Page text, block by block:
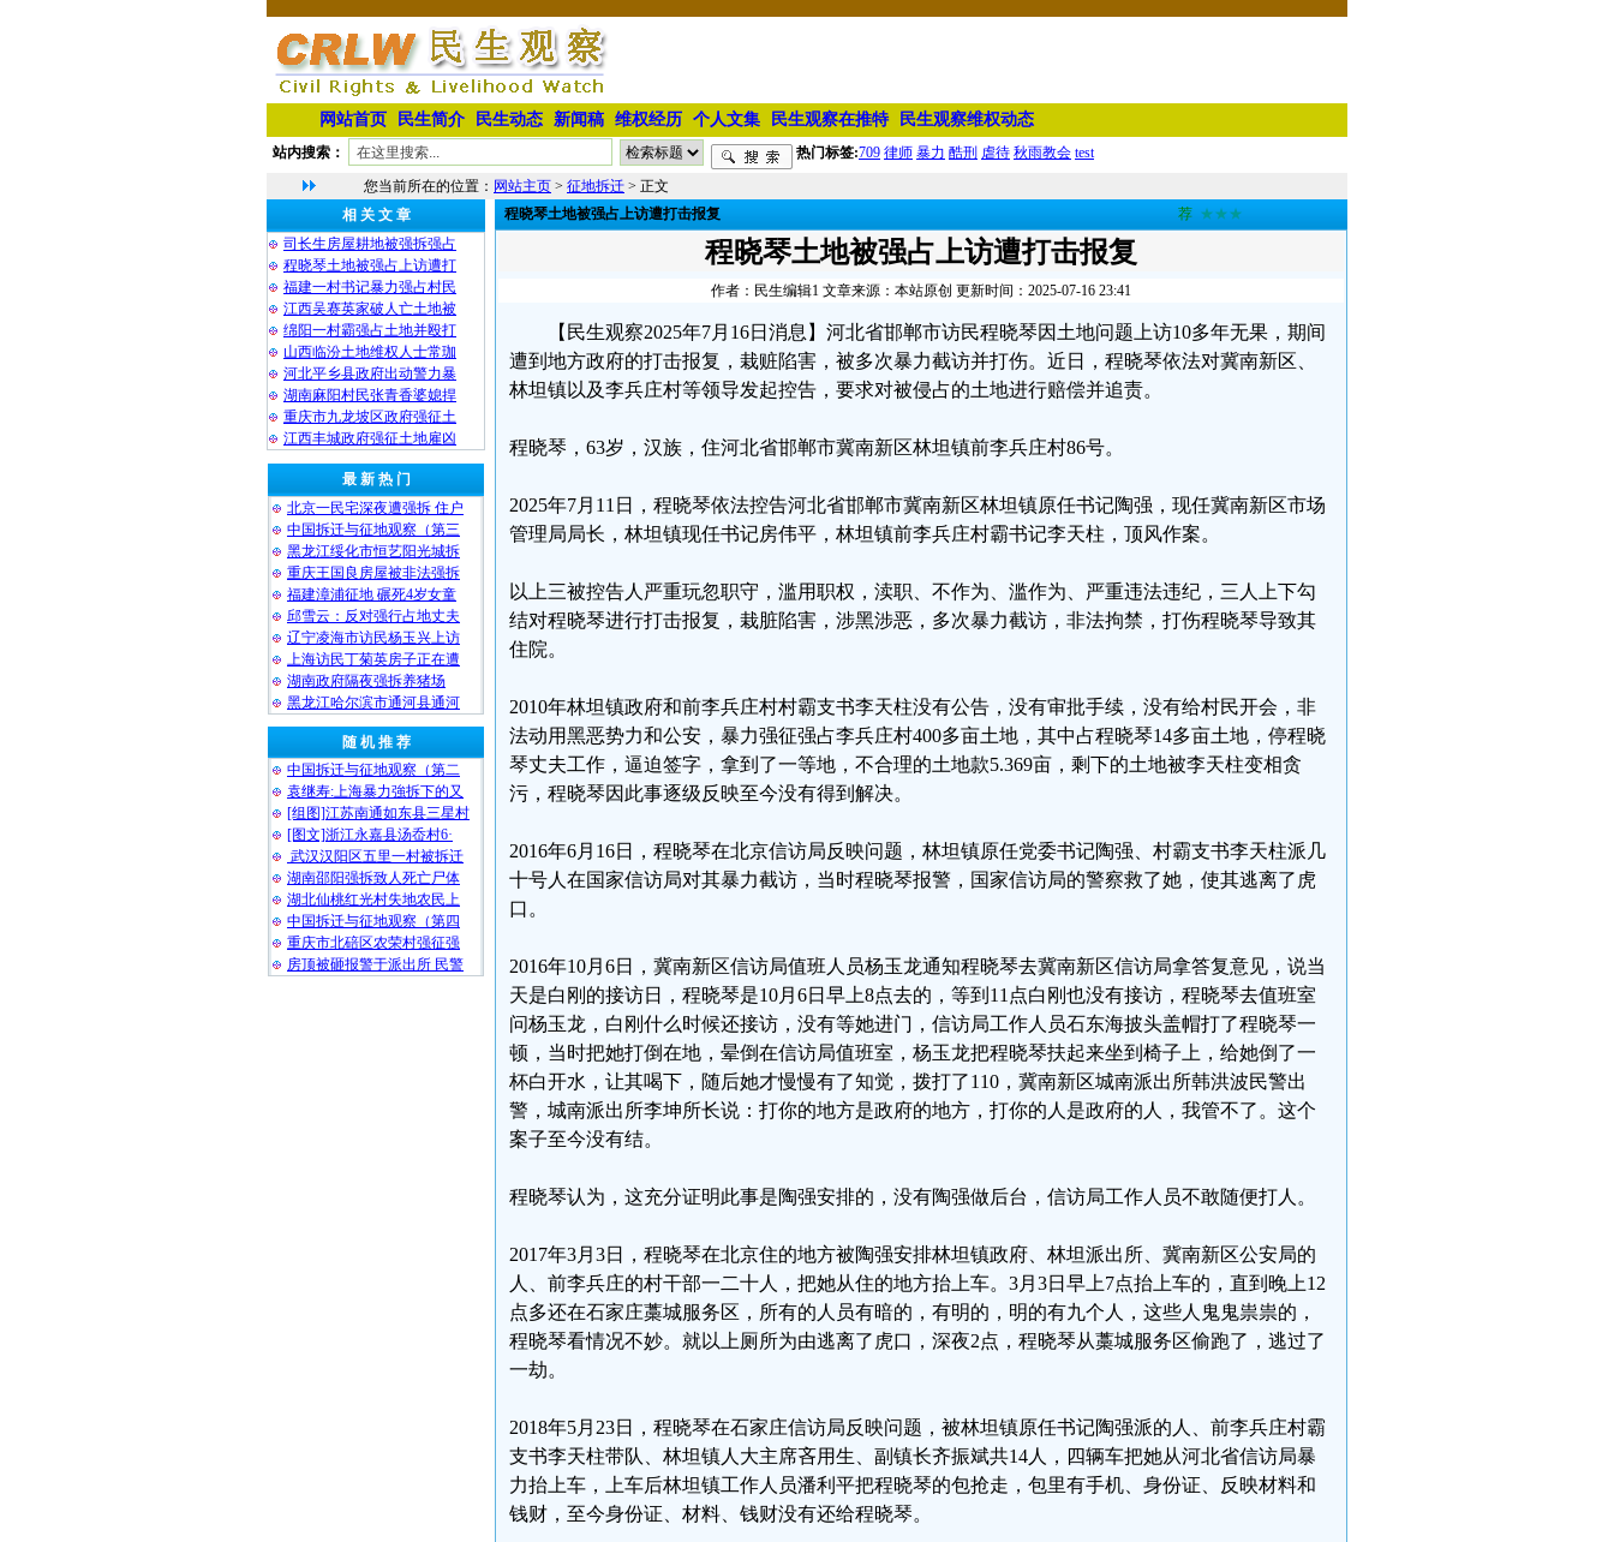
网站首页 民生简介 民生动态 新闻稿 维权经历 个人文集 民生观察在推特 民生观察维权动态
站内搜索： 热门标签:709 律师 暴力 酷刑 虐待 秋雨教会 test
您当前所在的位置： 网站主页 > 征地拆迁 > 正文
相 关 文 章
司长生房屋耕地被强拆强占
程晓琴土地被强占上访遭打
福建一村书记暴力强占村民
江西吴赛英家破人亡土地被
绵阳一村霸强占土地并殴打
山西临汾土地维权人士常珈
河北平乡县政府出动警力暴
湖南麻阳村民张青香婆媳捍
重庆市九龙坡区政府强征土
江西丰城政府强征土地雇凶
最 新 热 门
北京一民宅深夜遭强拆 住户
中国拆迁与征地观察（第三
黑龙江绥化市恒艺阳光城拆
重庆王国良房屋被非法强拆
福建漳浦征地 碾死4岁女童
邱雪云：反对强行占地丈夫
辽宁凌海市访民杨玉兴上访
上海访民丁菊英房子正在遭
湖南政府隔夜强拆养猪场
黑龙江哈尔滨市通河县通河
随 机 推 荐
中国拆迁与征地观察（第二
袁继寿:上海暴力強拆下的又
[组图]江苏南通如东县三星村
[图文]浙江永嘉县汤岙村6·
武汉汉阳区五里一村被拆迁
湖南邵阳强拆致人死亡尸体
湖北仙桃红光村失地农民上
中国拆迁与征地观察（第四
重庆市北碚区农荣村强征强
房顶被砸报警于派出所 民警
程晓琴土地被强占上访遭打击报复 荐 ★★★
程晓琴土地被强占上访遭打击报复
作者：民生编辑1 文章来源：本站原创 更新时间：2025-07-16 23:41
【民生观察2025年7月16日消息】河北省邯郸市访民程晓琴因土地问题上访10多年无果，期间
遭到地方政府的打击报复，栽赃陷害，被多次暴力截访并打伤。近日，程晓琴依法对冀南新区、
林坦镇以及李兵庄村等领导发起控告，要求对被侵占的土地进行赔偿并追责。
程晓琴，63岁，汉族，住河北省邯郸市冀南新区林坦镇前李兵庄村86号。
2025年7月11日，程晓琴依法控告河北省邯郸市冀南新区林坦镇原任书记陶强，现任冀南新区市场
管理局局长，林坦镇现任书记房伟平，林坦镇前李兵庄村霸书记李天柱，顶风作案。
以上三被控告人严重玩忽职守，滥用职权，渎职、不作为、滥作为、严重违法违纪，三人上下勾
结对程晓琴进行打击报复，栽脏陷害，涉黑涉恶，多次暴力截访，非法拘禁，打伤程晓琴导致其
住院。
2010年林坦镇政府和前李兵庄村村霸支书李天柱没有公告，没有审批手续，没有给村民开会，非
法动用黑恶势力和公安，暴力强征强占李兵庄村400多亩土地，其中占程晓琴14多亩土地，停程晓
琴丈夫工作，逼迫签字，拿到了一等地，不合理的土地款5.369亩，剩下的土地被李天柱变相贪
污，程晓琴因此事逐级反映至今没有得到解决。
2016年6月16日，程晓琴在北京信访局反映问题，林坦镇原任党委书记陶强、村霸支书李天柱派几
十号人在国家信访局对其暴力截访，当时程晓琴报警，国家信访局的警察救了她，使其逃离了虎
口。
2016年10月6日，冀南新区信访局值班人员杨玉龙通知程晓琴去冀南新区信访局拿答复意见，说当
天是白刚的接访日，程晓琴是10月6日早上8点去的，等到11点白刚也没有接访，程晓琴去值班室
问杨玉龙，白刚什么时候还接访，没有等她进门，信访局工作人员石东海披头盖帽打了程晓琴一
顿，当时把她打倒在地，晕倒在信访局值班室，杨玉龙把程晓琴扶起来坐到椅子上，给她倒了一
杯白开水，让其喝下，随后她才慢慢有了知觉，拨打了110，冀南新区城南派出所韩洪波民警出
警，城南派出所李坤所长说：打你的地方是政府的地方，打你的人是政府的人，我管不了。这个
案子至今没有结。
程晓琴认为，这充分证明此事是陶强安排的，没有陶强做后台，信访局工作人员不敢随便打人。
2017年3月3日，程晓琴在北京住的地方被陶强安排林坦镇政府、林坦派出所、冀南新区公安局的
人、前李兵庄的村干部一二十人，把她从住的地方抬上车。3月3日早上7点抬上车的，直到晚上12
点多还在石家庄藁城服务区，所有的人员有暗的，有明的，明的有九个人，这些人鬼鬼祟祟的，
程晓琴看情况不妙。就以上厕所为由逃离了虎口，深夜2点，程晓琴从藁城服务区偷跑了，逃过了
一劫。
2018年5月23日，程晓琴在石家庄信访局反映问题，被林坦镇原任书记陶强派的人、前李兵庄村霸
支书李天柱带队、林坦镇人大主席吝用生、副镇长齐振斌共14人，四辆车把她从河北省信访局暴
力抬上车，上车后林坦镇工作人员潘利平把程晓琴的包抢走，包里有手机、身份证、反映材料和
钱财，至今身份证、材料、钱财没有还给程晓琴。